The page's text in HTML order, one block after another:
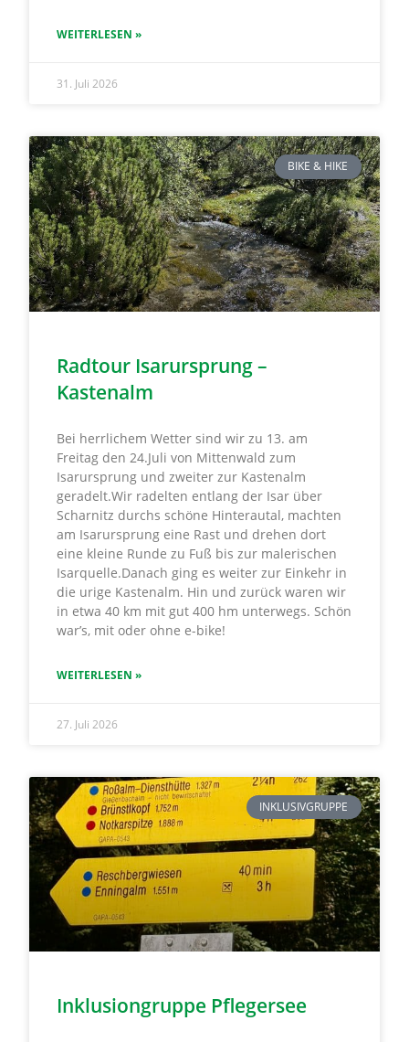
WEITERLESEN »
31. Juli 2026
BIKE & HIKE
Radtour Isarursprung –
Kastenalm
Bei herrlichem Wetter sind wir zu 13. am
Freitag den 24.Juli von Mittenwald zum
Isarursprung und zweiter zur Kastenalm
geradelt.Wir radelten entlang der Isar über
Scharnitz durchs schöne Hinterautal, machten
am Isarursprung eine Rast und drehen dort
eine kleine Runde zu Fuß bis zur malerischen
Isarquelle.Danach ging es weiter zur Einkehr in
die urige Kastenalm. Hin und zurück waren wir
in etwa 40 km mit gut 400 hm unterwegs. Schön
war’s, mit oder ohne e-bike!
WEITERLESEN »
27. Juli 2026
INKLUSIVGRUPPE
Inklusiongruppe Pflegersee